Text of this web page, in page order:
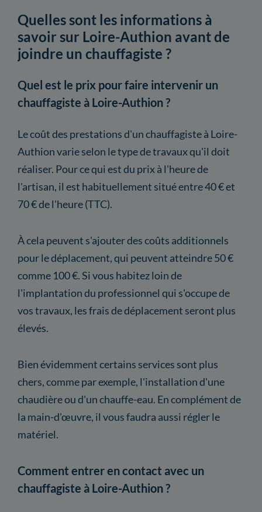
Quelles sont les informations à
savoir sur Loire-Authion avant de
joindre un chauffagiste ?
Quel est le prix pour faire intervenir un
chauffagiste à Loire-Authion ?
Le coût des prestations d'un chauffagiste à Loire-
Authion varie selon le type de travaux qu'il doit
réaliser. Pour ce qui est du prix à l'heure de
l'artisan, il est habituellement situé entre 40 € et
70 € de l'heure (TTC).
À cela peuvent s'ajouter des coûts additionnels
pour le déplacement, qui peuvent atteindre 50 €
comme 100 €. Si vous habitez loin de
l'implantation du professionnel qui s'occupe de
vos travaux, les frais de déplacement seront plus
élevés.
Bien évidemment certains services sont plus
chers, comme par exemple, l'installation d'une
chaudière ou d'un chauffe-eau. En complément de
la main-d'œuvre, il vous faudra aussi régler le
matériel.
Comment entrer en contact avec un
chauffagiste à Loire-Authion ?